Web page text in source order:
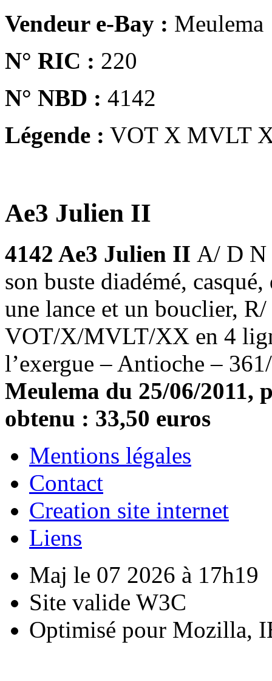
Vendeur e-Bay : Meulema
N° RIC : 220
N° NBD : 4142
Légende : VOT X MVLT
Ae3 Julien II
4142 Ae3 Julien II A/ D
son buste diadémé,
une lance et un bouclier,
VOT/X/MVLT/XX en 4
l’exergue – Antioche –
Meulema du 25/06/2011,
obtenu : 33,50 euros
Mentions légales
Contact
Creation site internet
Liens
Maj le 07 2026 à 17h19
Site valide W3C
Optimisé pour Mozilla,